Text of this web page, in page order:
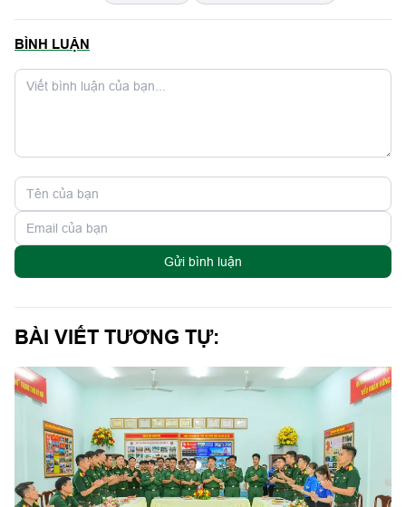
BÌNH LUẬN
Gửi bình luận
BÀI VIẾT TƯƠNG TỰ: